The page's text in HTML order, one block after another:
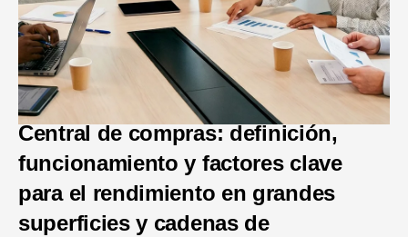
Central de compras: definición,
funcionamiento y factores clave
para el rendimiento en grandes
superficies y cadenas de